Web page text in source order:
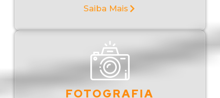
Saiba Mais
FOTOGRAFIA